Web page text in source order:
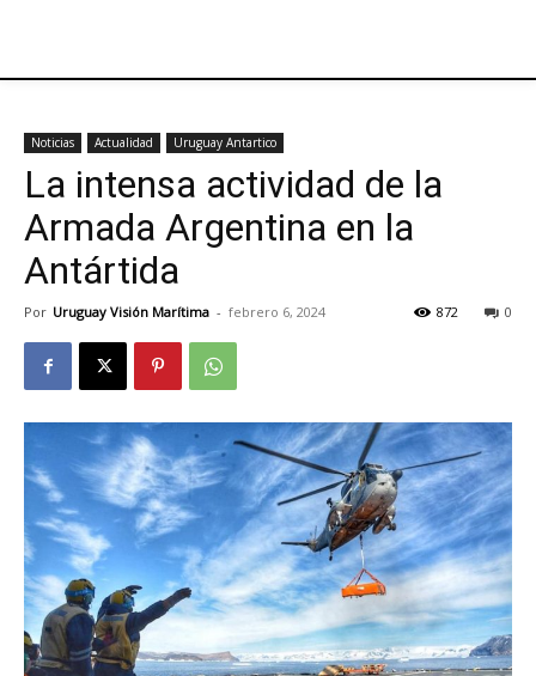
Noticias Actualidad Uruguay Antartico
La intensa actividad de la
Armada Argentina en la
Antártida
Por Uruguay Visión Marítima - febrero 6, 2024 0
872